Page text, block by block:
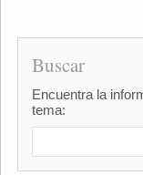
Buscar
Encuentra la
tema: